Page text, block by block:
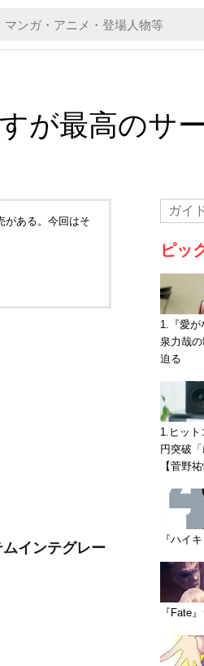
が最高のサ
がある。今回はそ
インテグレー
ピッ
1.『愛が
泉力哉
迫る
1.ヒット
円突破
【菅野祐
『ハイ
『Fate